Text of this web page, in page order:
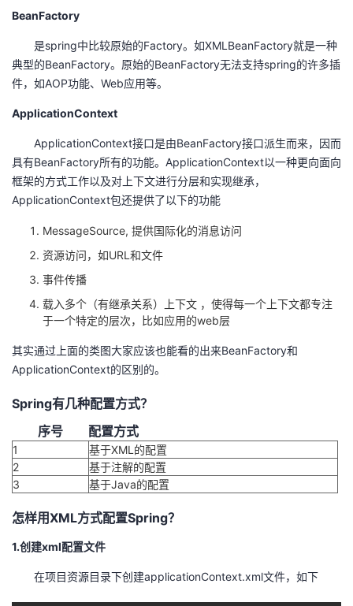
BeanFactory
是spring中比较原始的Factory。如XMLBeanFactory就是一种
典型的BeanFactory。原始的BeanFactory无法支持spring的许多插
件，如AOP功能、Web应用等。
ApplicationContext
ApplicationContext接口是由BeanFactory接口派生而来，因而
具有BeanFactory所有的功能。ApplicationContext以一种更向面向
框架的方式工作以及对上下文进行分层和实现继承，
ApplicationContext包还提供了以下的功能
MessageSource, 提供国际化的消息访问
资源访问，如URL和文件
事件传播
载入多个（有继承关系）上下文 ，使得每一个上下文都专注
于一个特定的层次，比如应用的web层
其实通过上面的类图大家应该也能看的出来BeanFactory和
ApplicationContext的区别的。
Spring有几种配置方式？
序号
配置方式
1
基于XML的配置
2
基于注解的配置
3
基于Java的配置
怎样用XML方式配置Spring？
1.创建xml配置文件
在项目资源目录下创建applicationContext.xml文件，如下